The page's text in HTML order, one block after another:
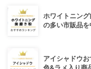
ホワイトニン
の多い市販品を
アイシャドウ